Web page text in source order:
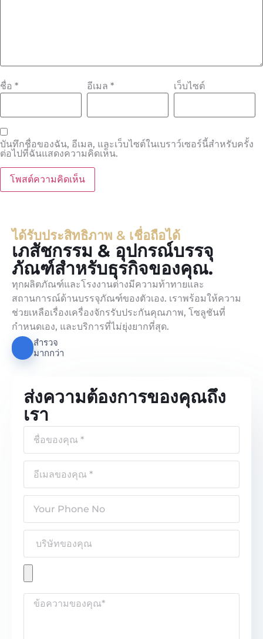
ชื่อ * อีเมล * เว็บไซต์
บันทึกชื่อของฉัน, อีเมล, และเว็บไซต์ในเบราว์เซอร์นี้สำหรับครั้ง
ต่อไปที่ฉันแสดงความคิดเห็น.
ได้รับประสิทธิภาพ & เชื่อถือได้
เภสัชกรรม & อุปกรณ์บรรจุ
ภัณฑ์สำหรับธุรกิจของคุณ.
ทุกผลิตภัณฑ์และโรงงานต่างมีความท้าทายและ
สถานการณ์ด้านบรรจุภัณฑ์ของตัวเอง. เราพร้อมให้ความ
ช่วยเหลือเรื่องเครื่องจักรรับประกันคุณภาพ, โซลูชันที่
กำหนดเอง, และบริการที่ไม่ยุ่งยากที่สุด.
สำรวจ
มากกว่า
ส่งความต้องการของคุณถึง
เรา